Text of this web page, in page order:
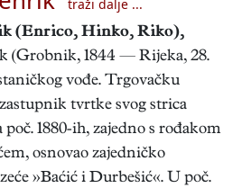
traži dalje ...
(Enrico, Hinko, Riko),
(Grobnik, 1844 — Rijeka, 28.
vođe. Trgovačku
tvrtke svog strica
1880-ih, zajedno s rođakom
osnovao zajedničko
»Baćić i Durbešić«. U poč.